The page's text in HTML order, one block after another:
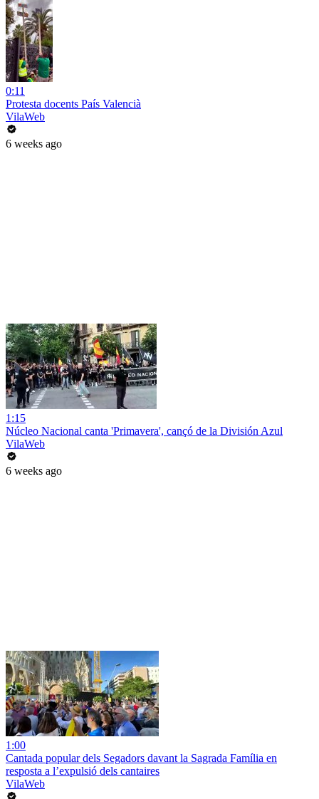
0:11
Protesta docents País Valencià
VilaWeb
6 weeks ago
1:15
Núcleo Nacional canta 'Primavera', cançó de la División Azul
VilaWeb
6 weeks ago
1:00
Cantada popular dels Segadors davant la Sagrada Família en
resposta a l’expulsió dels cantaires
VilaWeb